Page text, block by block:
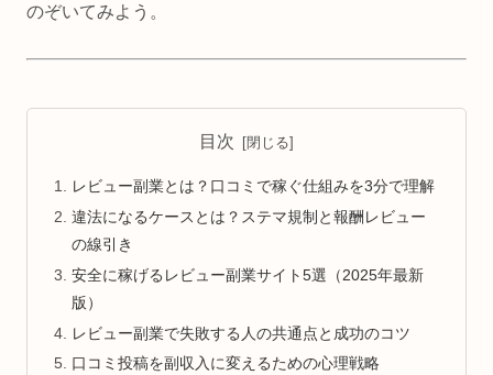
のぞいてみよう。
目次
レビュー副業とは？口コミで稼ぐ仕組みを3分で理解
違法になるケースとは？ステマ規制と報酬レビュー
の線引き
安全に稼げるレビュー副業サイト5選（2025年最新
版）
レビュー副業で失敗する人の共通点と成功のコツ
口コミ投稿を副収入に変えるための心理戦略